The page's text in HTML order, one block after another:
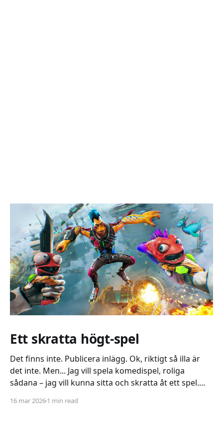
Ett skratta högt-spel
Det finns inte. Publicera inlägg. Ok, riktigt så illa är
det inte. Men... Jag vill spela komedispel, roliga
sådana – jag vill kunna sitta och skratta åt ett spel.
på ett kiss och bajs-spår eller så lutar de sig på
16 mar 20261 min read